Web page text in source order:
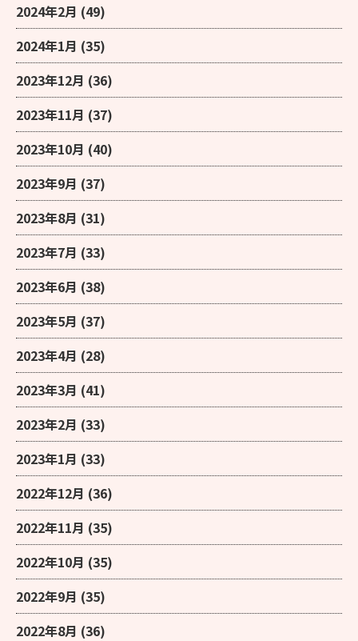
2024年2月 (49)
2024年1月 (35)
2023年12月 (36)
2023年11月 (37)
2023年10月 (40)
2023年9月 (37)
2023年8月 (31)
2023年7月 (33)
2023年6月 (38)
2023年5月 (37)
2023年4月 (28)
2023年3月 (41)
2023年2月 (33)
2023年1月 (33)
2022年12月 (36)
2022年11月 (35)
2022年10月 (35)
2022年9月 (35)
2022年8月 (36)